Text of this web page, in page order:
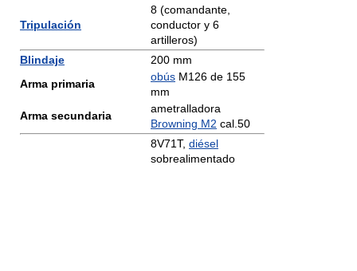
Tripulación
8 (comandante,
conductor y 6
artilleros)
Blindaje
200 mm
Arma primaria
obús M126 de 155
mm
Arma secundaria
ametralladora
Browning M2 cal.50
8V71T, diésel
sobrealimentado